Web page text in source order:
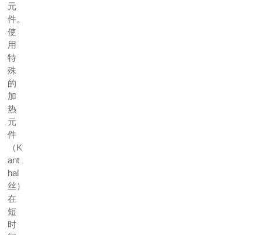
元
件。
使
用
特
殊
的
加
热
元
件
（K
ant
hal
丝）
在
短
时